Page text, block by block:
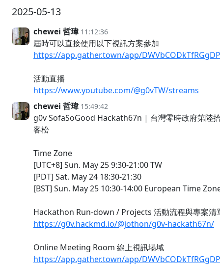
2025-05-13
chewei 哲瑋 11:12:36
屆時可以直接使用以下視訊方案參加
https://app.gather.town/app/
活動直播
https://www.youtube.com/@g0vTW/streams
chewei 哲瑋 15:49:42
g0v SofaSoGood Hackath67n | 台灣零時政府第陸
客松
Time Zone
[UTC+8] Sun. May 25 9:30-21:00 TW
[PDT] Sat. May 24 18:30-21:30
[BST] Sun. May 25 10:30-14:00 European Time
Hackathon Run-down / Projects 活動流程與專案清
https://g0v.hackmd.io/@jothon/g0v-hackath67n/
Online Meeting Room 線上視訊場域
https://app.gather.town/app/